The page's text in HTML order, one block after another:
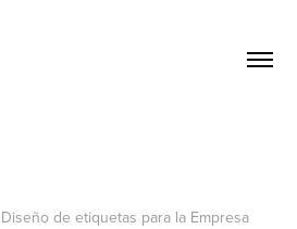
de etiquetas para la Empresa